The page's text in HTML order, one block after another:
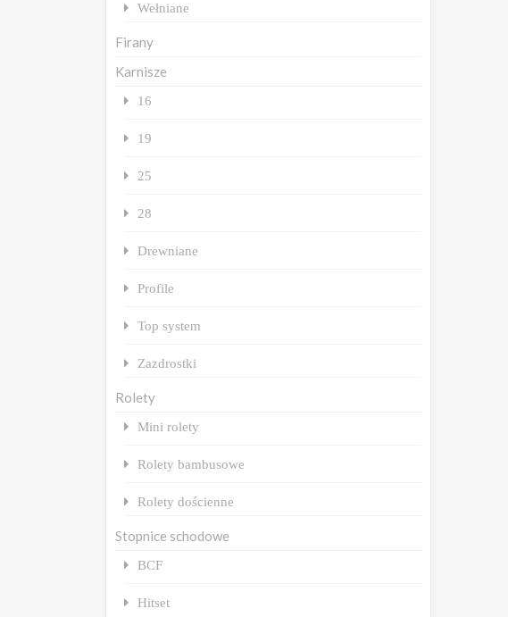
Wełniane
Firany
Karnisze
16
19
25
28
Drewniane
Profile
Top system
Zazdrostki
Rolety
Mini rolety
Rolety bambusowe
Rolety dościenne
Stopnice schodowe
BCF
Hitset